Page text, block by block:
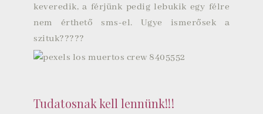
keveredik, a férjünk pedig lebukik egy félre
nem érthető sms-el. Ugye ismerősek a
szituk?????
Tudatosnak kell lennünk!!!